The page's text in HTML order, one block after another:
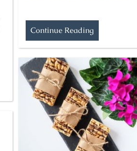
Continue Reading